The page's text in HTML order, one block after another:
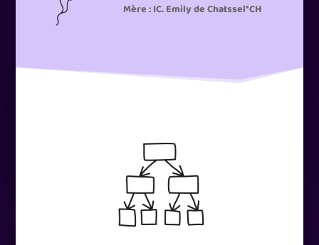
Mère : IC. Emily de Chatssel*CH